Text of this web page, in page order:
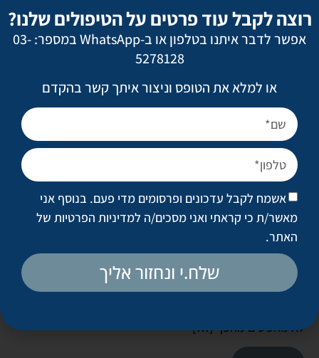
לא כל שינוי צריך ניתוח גדול – לפעמים
הפעולות הקטנות עושות את ההבדל הגדול
ביותר
כאשר אנשים שומעים את המושג "כירורגיה פלסטית",
פעמים רבות המחשבה הראשונה שעולה היא ניתוחים
גדולים, זמן החלמה ארוך ושינוי דרמטי במראה. אבל
המציאות של עולם הכירורגיה הפלסטית המודרנית
שונה מאוד ממה שרבים מדמיינים. בשנים האחרונות
אנחנו רואים יותר ויותר מטופלים שמחפשים שינוי
לא מחפשים מהפך […]
רוצה לקבל עוד פרטים על הטיפולים שלנו?
אפשר לדבר איתנו בטלפון או ב-WhatsApp במספר: 03-
5278128
או למלא את הטופס וניצור איתך קשר בהקדם
אשמח לקבל עדכונים ופרסומים מדי פעם. בנוסף אני
מאשר/ת כי קראתי ואני מסכים/ה למדיניות הפרטיות של
האתר.
שלח.י ונחזור אליך